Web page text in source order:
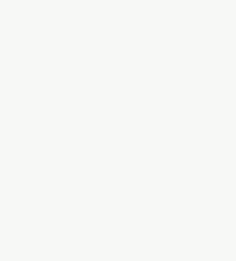
Offrez un
cuisine à